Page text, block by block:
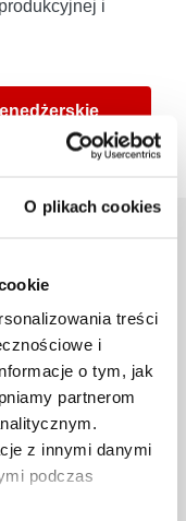
O plikach cookies
treści
i
o tym, jak
partnerom
z innymi danymi
podczas
i